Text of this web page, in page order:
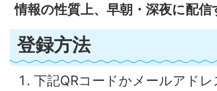
情報の性質上、早朝・深夜に配
登録方法
下記QRコードかメールアド